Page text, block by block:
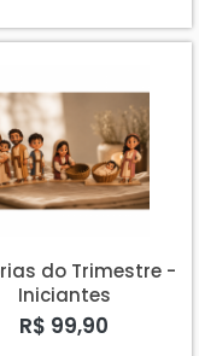
do Trimestre -
Iniciantes
R$ 99,90